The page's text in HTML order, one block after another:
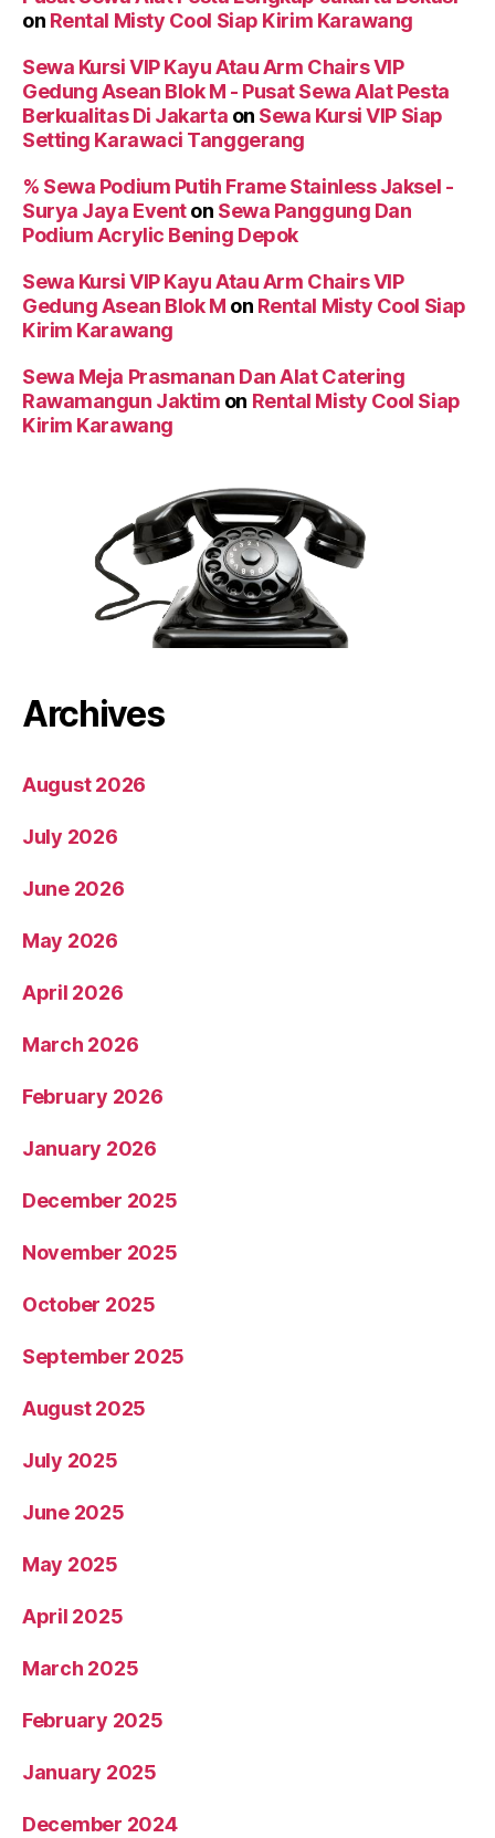
on Rental Misty Cool Siap Kirim Karawang
Sewa Kursi VIP Kayu Atau Arm Chairs VIP
Gedung Asean Blok M - Pusat Sewa Alat Pesta
Berkualitas Di Jakarta on Sewa Kursi VIP Siap
Setting Karawaci Tanggerang
% Sewa Podium Putih Frame Stainless Jaksel -
Surya Jaya Eventon Sewa Panggung Dan
Podium Acrylic Bening Depok
Sewa Kursi VIP Kayu Atau Arm Chairs VIP
Gedung Asean Blok M on Rental Misty Cool Siap
Kirim Karawang
Sewa Meja Prasmanan Dan Alat Catering
Rawamangun Jaktim on Rental Misty Cool Siap
Kirim Karawang
Archives
August 2026
July 2026
June 2026
May 2026
April 2026
March 2026
February 2026
January 2026
December 2025
November 2025
October 2025
September 2025
August 2025
July 2025
June 2025
May 2025
April 2025
March 2025
February 2025
January 2025
December 2024